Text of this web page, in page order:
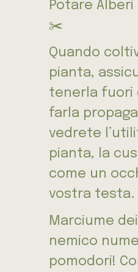
Potare Alberi
✂️
Quando
pianta,
tenerla fuori
farla
vedrete
pianta, la
come un
vostra testa.
Marciume
nemico
pomodori!